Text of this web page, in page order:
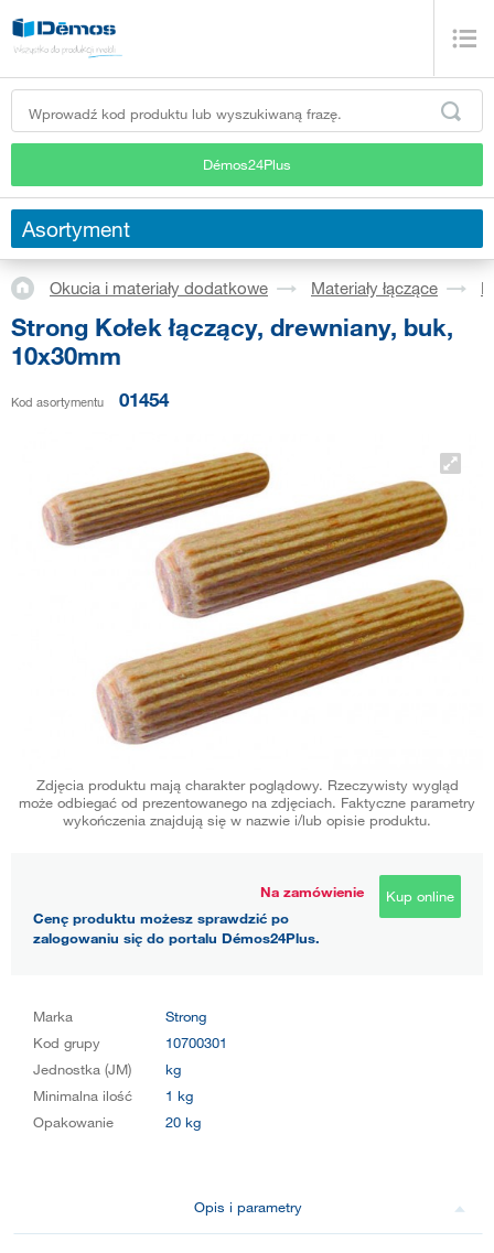
Démos24Plus
Asortyment
Okucia i materiały dodatkowe Materiały łączące
Strong Kołek łączący, drewniany, buk,
10x30mm
Kod asortymentu 01454
Zdjęcia produktu mają charakter poglądowy. Rzeczywisty wygląd
może odbiegać od prezentowanego na zdjęciach. Faktyczne parametry
wykończenia znajdują się w nazwie i/lub opisie produktu.
Na zamówienie
Cenę produktu możesz sprawdzić po
zalogowaniu się do portalu Démos24Plus.
Kup online
Marka
Strong
Kod grupy
10700301
Jednostka (JM)
kg
Minimalna ilość
1 kg
Opakowanie
20 kg
Opis i parametry